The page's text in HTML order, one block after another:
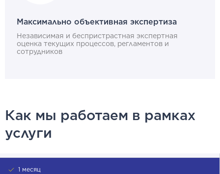
Максимально объективная экспертиза
Независимая и беспристрастная экспертная
оценка текущих процессов, регламентов и
сотрудников
Как мы работаем в рамках
услуги
1 месяц